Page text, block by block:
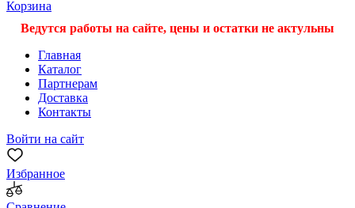
Корзина
Ведутся работы на сайте, цены и остатки не актульны
Главная
Каталог
Партнерам
Доставка
Контакты
Войти на сайт
Избранное